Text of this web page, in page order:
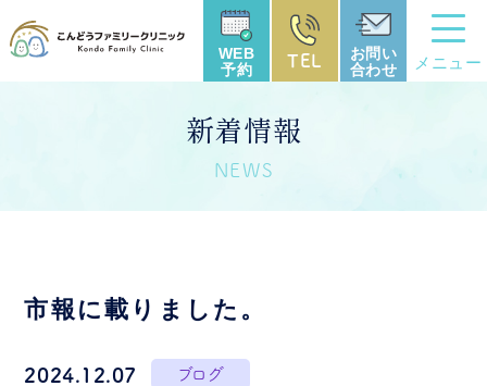
WEB
予約
TEL
お問い
合わせ
メニュー
新着情報
NEWS
市報に載りました。
2024.12.07 ブログ